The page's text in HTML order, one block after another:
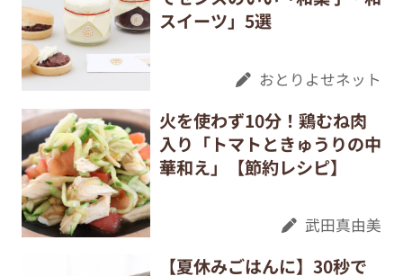
スイーツ」5選
おとりよせネット
火を使わず10分！鶏むね肉
入り「トマトときゅうりの中
華和え」【節約レシピ】
武田真由美
【夏休みごはんに】30秒で